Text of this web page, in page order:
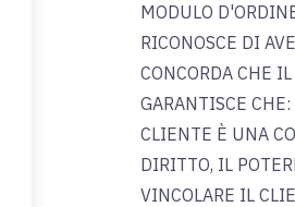
MODULO
RICONOSCE DI
CONCORDA CHE
GARANTISCE
CLIENTE È UNA
DIRITTO, IL
VINCOLARE IL